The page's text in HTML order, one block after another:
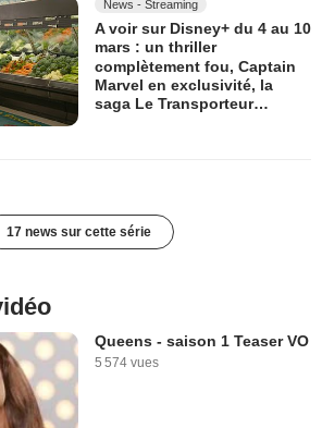
News - Streaming
A voir sur Disney+ du 4 au 10
mars : un thriller
complètement fou, Captain
Marvel en exclusivité, la
saga Le Transporteur…
17 news sur cette série
Queens - saison 1 Teaser VO
5 574 vues